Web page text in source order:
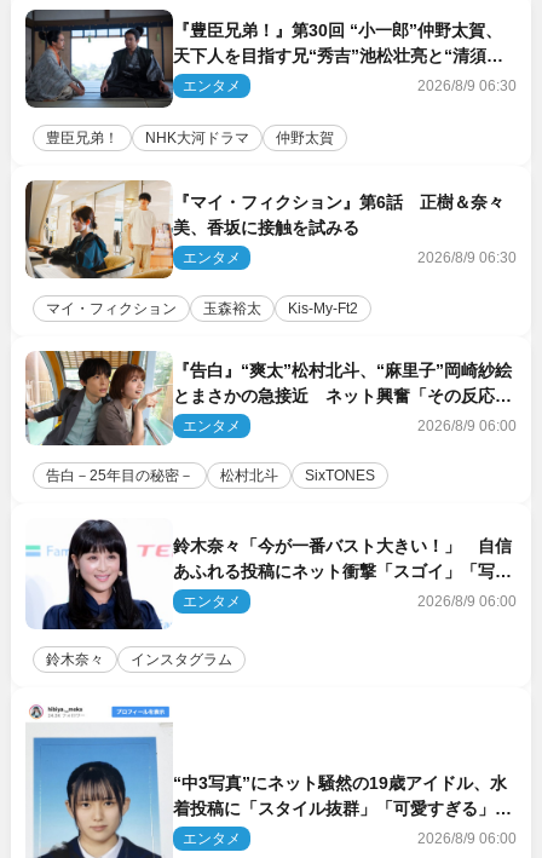
『豊臣兄弟！』第30回 “小一郎”仲野太賀、
天下人を目指す兄“秀吉”池松壮亮と“清須会
議”へ
エンタメ 2026/8/9 06:30
豊臣兄弟！ NHK大河ドラマ 仲野太賀
『マイ・フィクション』第6話 正樹＆奈々
美、香坂に接触を試みる
エンタメ 2026/8/9 06:30
マイ・フィクション 玉森裕太 Kis‐My‐Ft2
『告白』“爽太”松村北斗、“麻里子”岡崎紗絵
とまさかの急接近 ネット興奮「その反応
は」「いいの!?」（ネタバレあり）
エンタメ 2026/8/9 06:00
告白－25年目の秘密－ 松村北斗 SixTONES
鈴木奈々「今が一番バスト大きい！」 自信
あふれる投稿にネット衝撃「スゴイ」「写真
集を出して欲しい」
エンタメ 2026/8/9 06:00
鈴木奈々 インスタグラム
“中3写真”にネット騒然の19歳アイドル、水
着投稿に「スタイル抜群」「可愛すぎる」と
絶賛の声
エンタメ 2026/8/9 06:00